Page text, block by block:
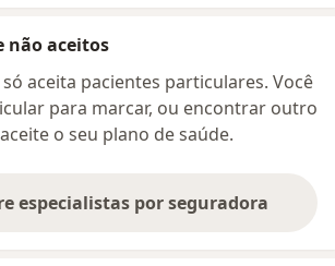
não aceitos
aceita pacientes particulares. Você
para marcar, ou encontrar outro
o seu plano de saúde.
especialistas por seguradora